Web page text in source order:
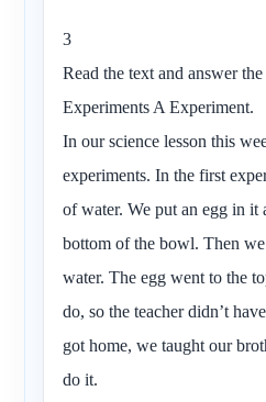
3
Read the text and answer
Experiments A Experiment.
In our science lesson this
experiments. In the first
of water. We put an egg in it
bottom of the bowl. Then
water. The egg went to the
do, so the teacher didn’t
got home, we taught our
do it.